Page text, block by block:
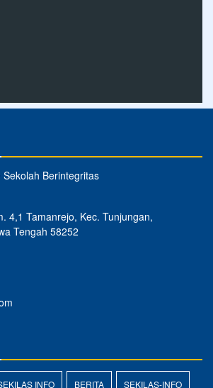
Sekolah Berintegritas
4,1 Tamanrejo, Kec. Tunjungan,
Tengah 58252
INFO BERITA SEKILAS-INFO